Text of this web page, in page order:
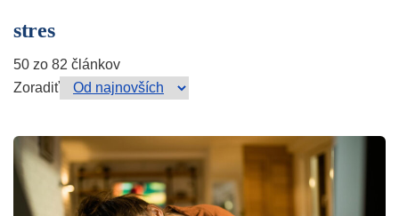
stres
50 zo 82 článkov
Zoradiť